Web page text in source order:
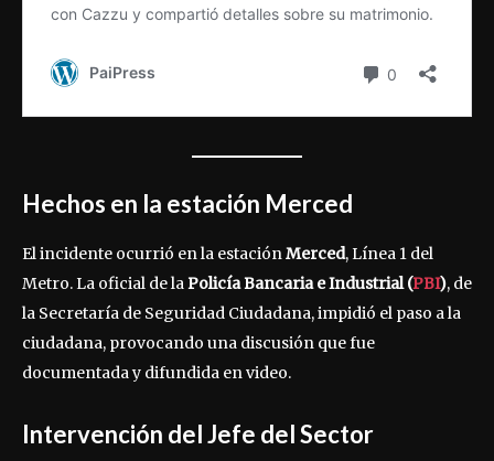
Hechos en la estación Merced
El incidente ocurrió en la estaciónMerced, Línea 1 del
Metro. La oficial de laPolicía Bancaria e Industrial (PBI), de
la Secretaría de Seguridad Ciudadana, impidió el paso a la
ciudadana, provocando una discusión que fue
documentada y difundida en video.
Intervención del Jefe del Sector